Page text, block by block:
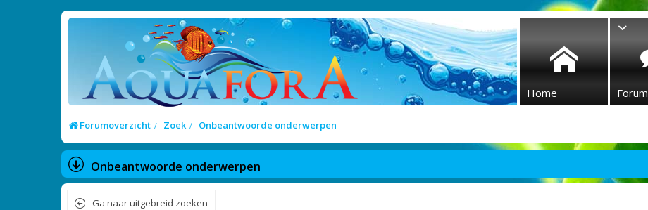
Home Forum
Forumoverzicht Zoek Onbeantwoorde onderwerpen
Onbeantwoorde onderwerpen
Ga naar uitgebreid zoeken